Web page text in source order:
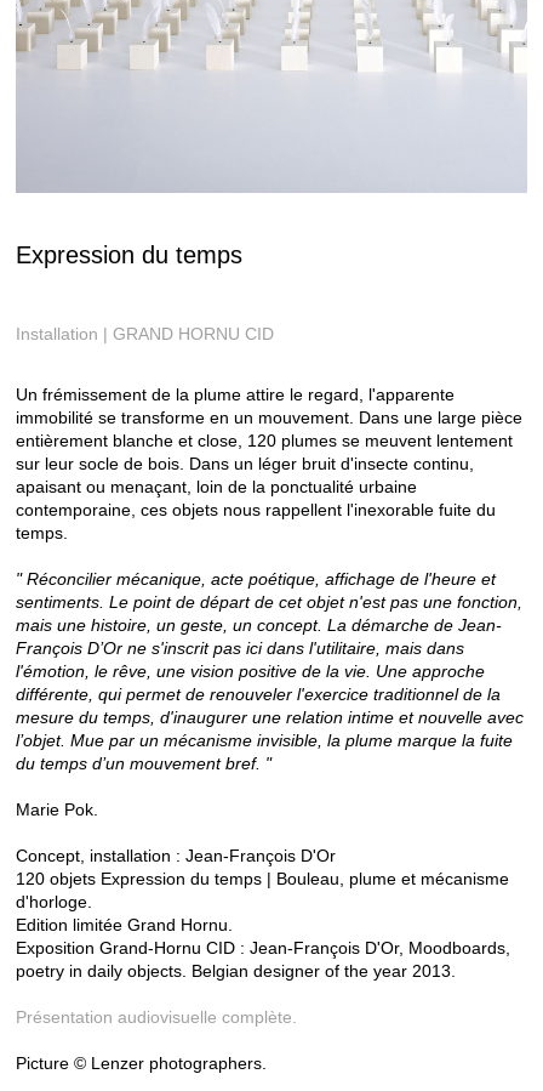
Expression du temps
Installation | GRAND HORNU CID
Un frémissement de la plume attire le regard, l'apparente
immobilité se transforme en un mouvement. Dans une large pièce
entièrement blanche et close, 120 plumes se meuvent lentement
sur leur socle de bois. Dans un léger bruit d'insecte continu,
apaisant ou menaçant, loin de la ponctualité urbaine
contemporaine, ces objets nous rappellent l'inexorable fuite du
temps.
" Réconcilier mécanique, acte poétique, affichage de l'heure et
sentiments. Le point de départ de cet objet n'est pas une fonction,
mais une histoire, un geste, un concept. La démarche de Jean-
François D’Or ne s'inscrit pas ici dans l'utilitaire, mais dans
l'émotion, le rêve, une vision positive de la vie. Une approche
différente, qui permet de renouveler l'exercice traditionnel de la
mesure du temps, d'inaugurer une relation intime et nouvelle avec
l’objet. Mue par un mécanisme invisible, la plume marque la fuite
du temps d’un mouvement bref. "
Marie Pok.
Concept, installation : Jean-François D'Or
120 objets Expression du temps | Bouleau, plume et mécanisme
d'horloge.
Edition limitée Grand Hornu.
Exposition Grand-Hornu CID : Jean-François D'Or, Moodboards,
poetry in daily objects. Belgian designer of the year 2013.
Présentation audiovisuelle complète.
Picture © Lenzer photographers.